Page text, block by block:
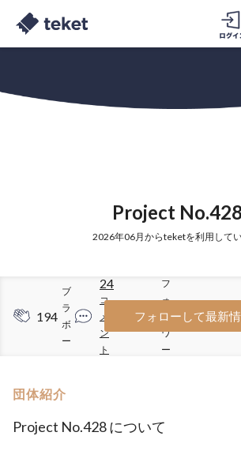
Project No.428
2026年06月からteketを利用して
194
ブ
ラ
ボ
ー
24
コ
メ
ン
ト
59
フ
ォ
ロ
ワ
ー
フォローして最新
団体紹介
Project No.428 について